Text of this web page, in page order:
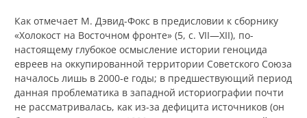
Как отмечает М. Дэвид-Фокс в предисловии к сборнику
«Холокост на Восточном фронте» (5, с. VII—XII), по-
настоящему глубокое осмысление истории геноцида
евреев на оккупированной территории Советского Союза
началось лишь в 2000‑е годы; в предшествующий период
данная проблематика в западной историографии почти
не рассматривалась, как из-за дефицита источников (он